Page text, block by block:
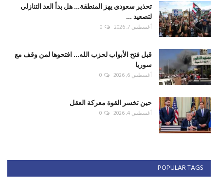
تحذير سعودي يهز المنطقة... هل بدأ العد التنازلي
لتصعيد ...
أغسطس 7, 2026 0
قبل فتح الأبواب لحزب الله... افتحوها لمن وقف مع
سوريا
أغسطس 6, 2026 0
حين تخسر القوة معركة العقل
أغسطس 4, 2026 0
POPULAR TAGS